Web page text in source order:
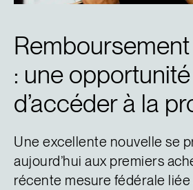
: une opportunité
d’accéder à la
Une excellente nouvelle se
aujourd’hui aux premiers
récente mesure fédérale liée